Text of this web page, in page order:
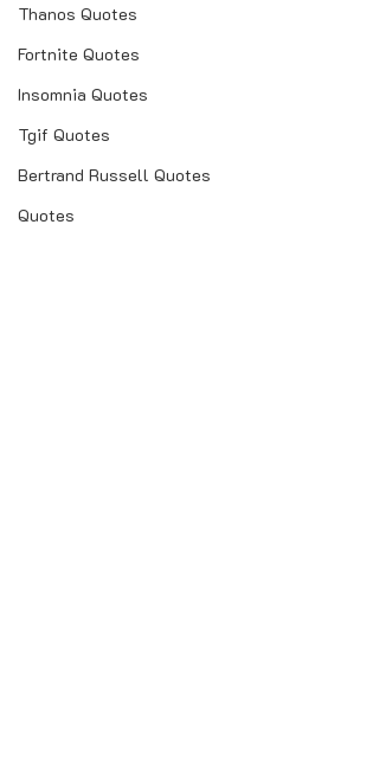
Thanos Quotes
Fortnite Quotes
Insomnia Quotes
Tgif Quotes
Bertrand Russell Quotes
Quotes